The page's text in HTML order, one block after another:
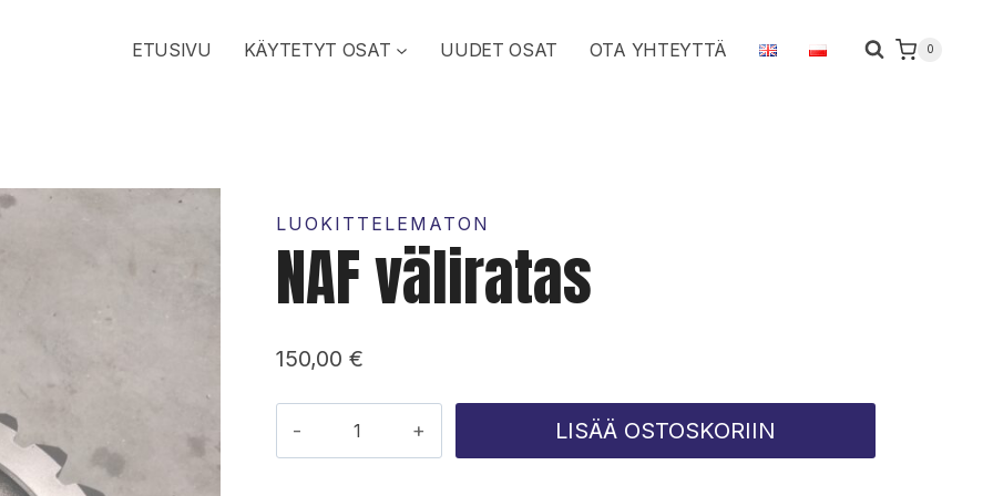
ETUSIVU KÄYTETYT OSAT UUDET OSAT OTA YHTEYTTÄ 0
LUOKITTELEMATON
NAF väliratas
150,00€
väliratas
LISÄÄ OSTOSKORIIN